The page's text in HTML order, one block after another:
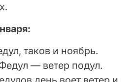
таков и ноябрь.
— ветер подул.